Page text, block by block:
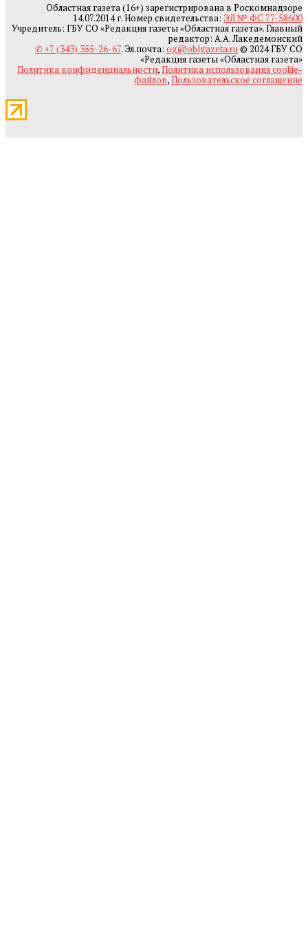
Областная газета (16+) зарегистрирована в Роскомнадзоре
14.07.2014 г. Номер свидетельства: ЭЛ № ФС 77-58600
Учредитель: ГБУ СО «Редакция газеты «Областная газета». Главный
редактор: А.А. Лакедемонский
✆ +7 (343) 355-26-67. Эл.почта: og@oblgazeta.ru© 2024 ГБУ СО
«Редакция газеты «Областная газета»
Политика конфиденциальности,Политика использования cookie-
файлов,Пользовательское соглашение